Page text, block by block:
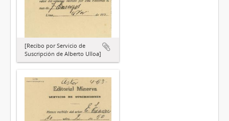
[Recibo por Servicio de
Suscripción de Alberto Ulloa]